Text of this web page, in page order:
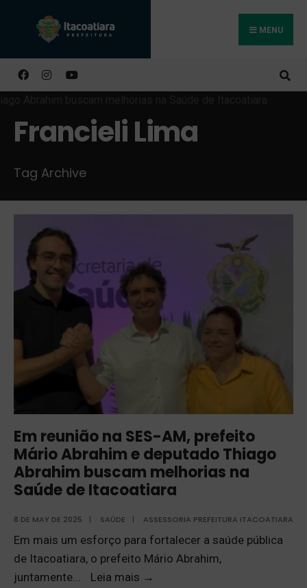
MENU
Francieli Lima
Tag Archive
Em reunião na SES-AM, prefeito
Mário Abrahim e deputado Thiago
Abrahim buscam melhorias na
Saúde de Itacoatiara
8 DE MAY DE 2025 | SAÚDE | ASSESSORIA PREFEITURA ITACOATIARA
Em mais um esforço para fortalecer a saúde pública
de Itacoatiara, o prefeito Mário Abrahim,
juntamente... Leia mais →
Buscar